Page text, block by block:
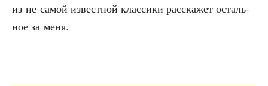
из не самой извест­ной клас­си­ки рас­ска­жет осталь­
ное за меня.